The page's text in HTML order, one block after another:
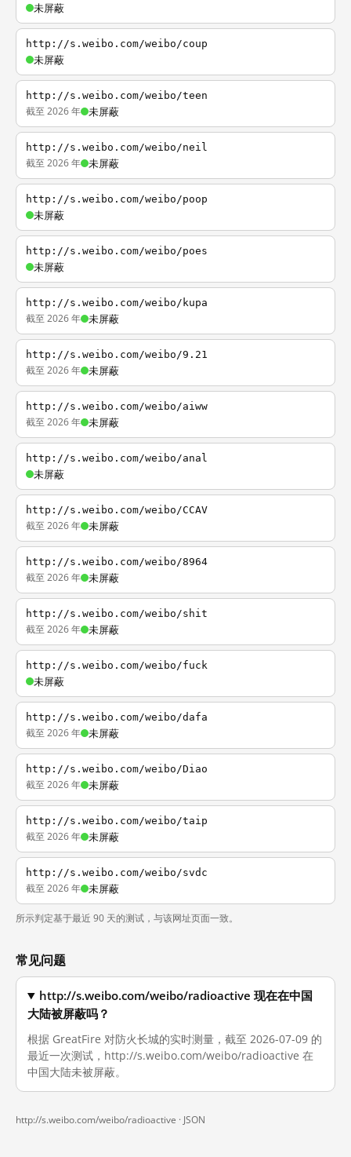
未屏蔽
http://s.weibo.com/weibo/coup
未屏蔽
http://s.weibo.com/weibo/teen
截至 2026 年 未屏蔽
http://s.weibo.com/weibo/neil
截至 2026 年 未屏蔽
http://s.weibo.com/weibo/poop
未屏蔽
http://s.weibo.com/weibo/poes
未屏蔽
http://s.weibo.com/weibo/kupa
截至 2026 年 未屏蔽
http://s.weibo.com/weibo/9.21
截至 2026 年 未屏蔽
http://s.weibo.com/weibo/aiww
截至 2026 年 未屏蔽
http://s.weibo.com/weibo/anal
未屏蔽
http://s.weibo.com/weibo/CCAV
截至 2026 年 未屏蔽
http://s.weibo.com/weibo/8964
截至 2026 年 未屏蔽
http://s.weibo.com/weibo/shit
截至 2026 年 未屏蔽
http://s.weibo.com/weibo/fuck
未屏蔽
http://s.weibo.com/weibo/dafa
截至 2026 年 未屏蔽
http://s.weibo.com/weibo/Diao
截至 2026 年 未屏蔽
http://s.weibo.com/weibo/taip
截至 2026 年 未屏蔽
http://s.weibo.com/weibo/svdc
截至 2026 年 未屏蔽
所示判定基于最近 90 天的测试，与该网址页面一致。
常见问题
http://s.weibo.com/weibo/radioactive 现在在中国
大陆被屏蔽吗？
根据 GreatFire 对防火长城的实时测量，截至 2026-07-09 的
最近一次测试，http://s.weibo.com/weibo/radioactive 在
中国大陆未被屏蔽。
http://s.weibo.com/weibo/radioactive · JSON